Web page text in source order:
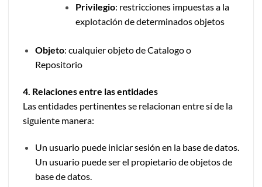
Privilegio: restricciones impuestas a la
explotación de determinados objetos
Objeto: cualquier objeto de Catalogo o
Repositorio
4. Relaciones entre las entidades
Las entidades pertinentes se relacionan entre sí de la
siguiente manera:
Un usuario puede iniciar sesión en la base de datos.
Un usuario puede ser el propietario de objetos de
base de datos.